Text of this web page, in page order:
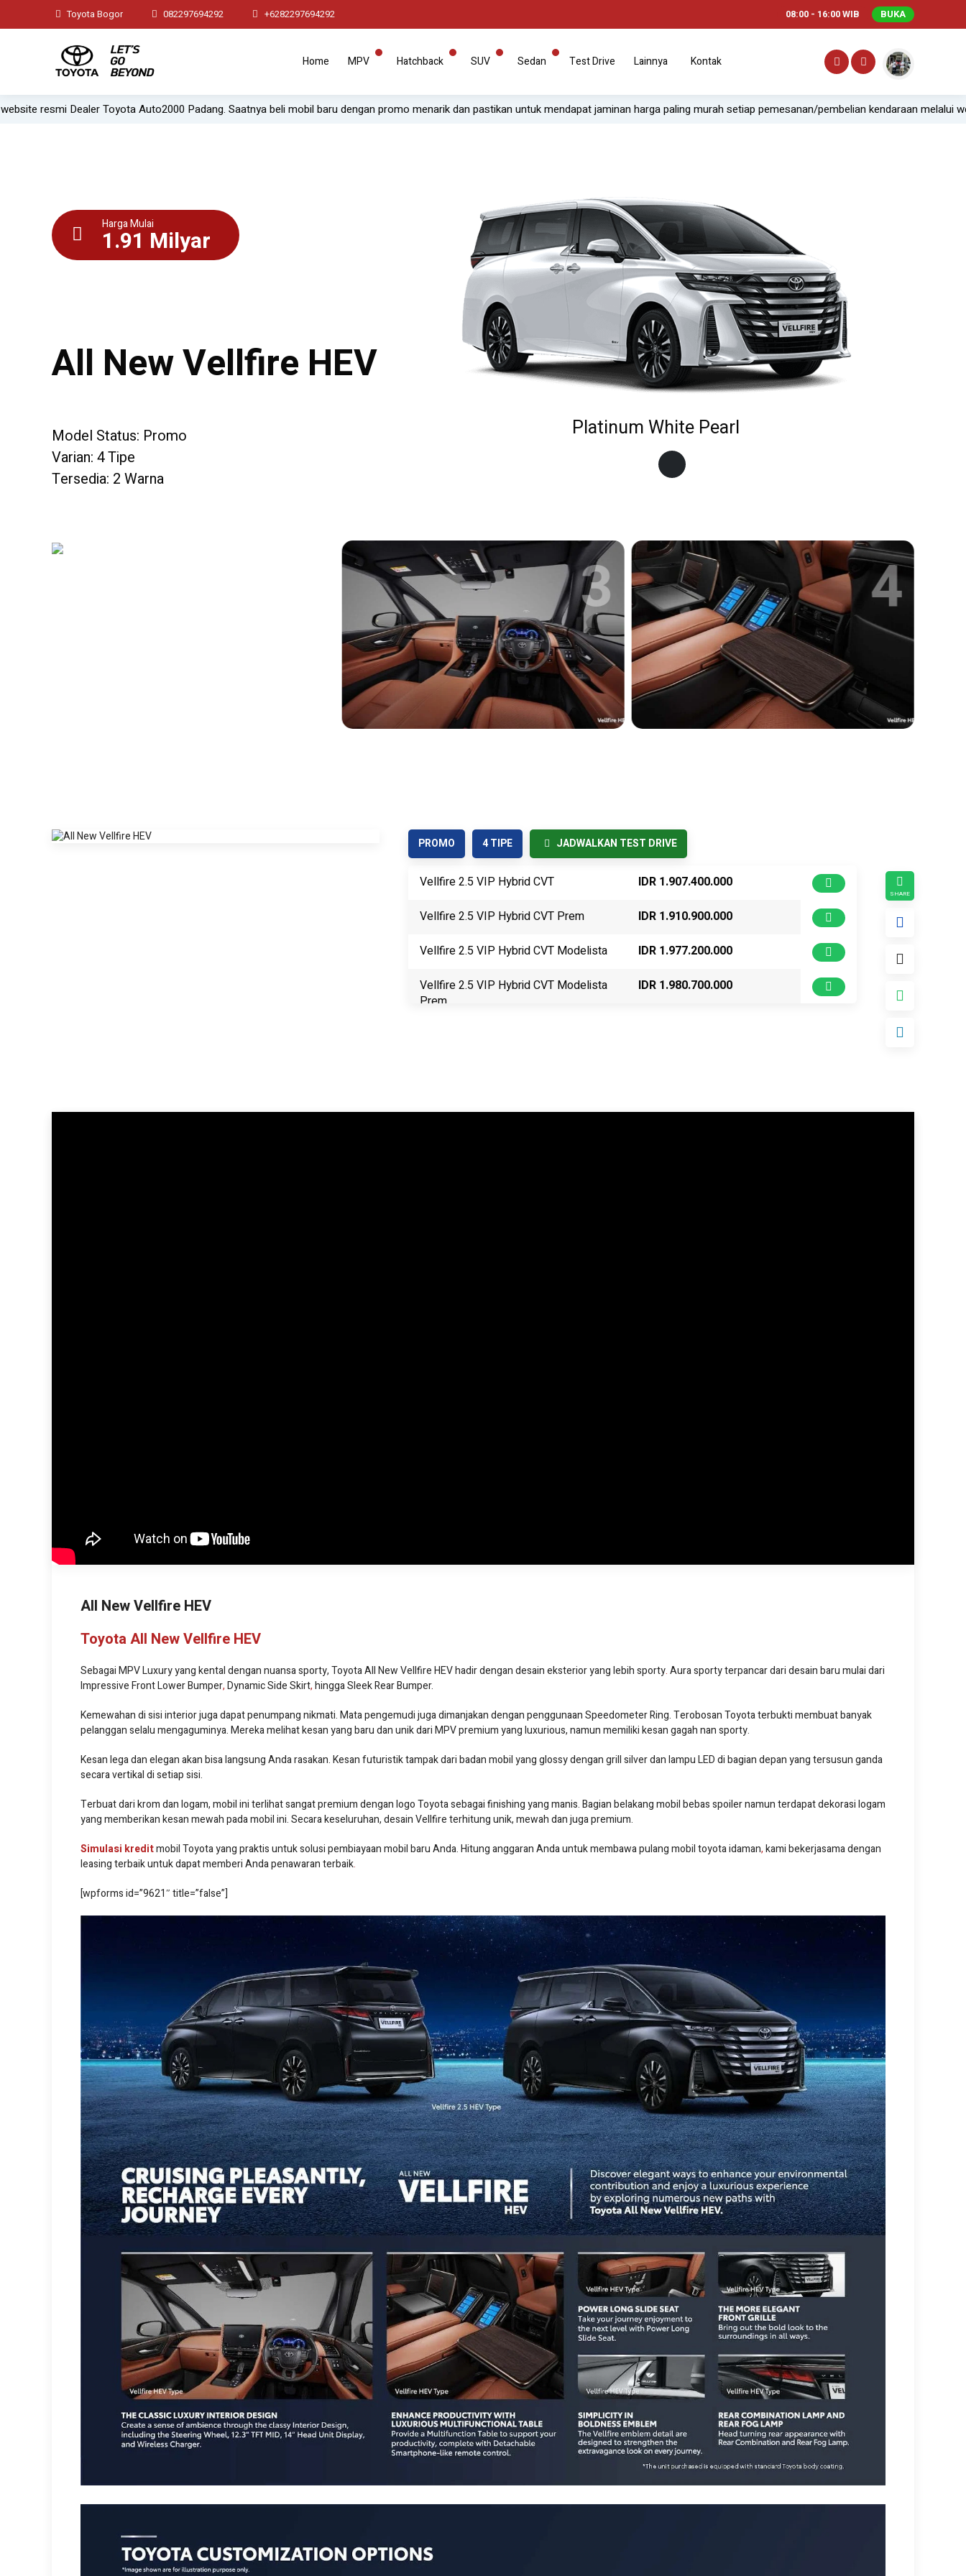
Toyota Bogor 082297694292 +6282297694292 08:00 - 16:00 WIB BUKA
Home MPV Hatchback SUV Sedan Test Drive Lainnya Kontak
Toyota Auto2000 Padang. Saatnya beli mobil baru dengan promo menarik dan pastikan untuk mendapat jaminan harga paling murah setiap pemesanan/pembelian kendaraan melalui website.
Harga Mulai
1.91 Milyar
All New Vellfire HEV
Model Status: Promo
Varian: 4 Tipe
Tersedia: 2 Warna
Platinum White Pearl
4 5
PROMO 4 TIPE JADWALKAN TEST DRIVE
Vellfire 2.5 VIP Hybrid CVT
IDR 1.907.400.000
Vellfire 2.5 VIP Hybrid CVT Prem
IDR 1.910.900.000
Vellfire 2.5 VIP Hybrid CVT Modelista
IDR 1.977.200.000
Vellfire 2.5 VIP Hybrid CVT Modelista
Prem
IDR 1.980.700.000
All New Vellfire HEV
Toyota All New Vellfire HEV
Sebagai MPV Luxury yang kental dengan nuansa sporty, Toyota All New Vellfire HEV hadir dengan desain eksterior yang lebih sporty.Aura sporty terpancar dari desain baru mulai dari
Impressive Front Lower Bumper,Dynamic Side Skirt,hingga Sleek Rear Bumper.
Kemewahan di sisi interior juga dapat penumpang nikmati. Mata pengemudi juga dimanjakan dengan penggunaan Speedometer Ring. Terobosan Toyota terbukti membuat banyak
pelanggan selalu mengaguminya. Mereka melihat kesan yang baru dan unik dari MPV premium yang luxurious, namun memiliki kesan gagah nan sporty.
Kesan lega dan elegan akan bisa langsung Anda rasakan. Kesan futuristik tampak dari badan mobil yang glossy dengan grill silver dan lampu LED di bagian depan yang tersusun ganda
secara vertikal di setiap sisi.
Terbuat dari krom dan logam, mobil ini terlihat sangat premium dengan logo Toyota sebagai finishing yang manis. Bagian belakang mobil bebas spoiler namun terdapat dekorasi logam
yang memberikan kesan mewah pada mobil ini. Secara keseluruhan, desain Vellfire terhitung unik, mewah dan juga premium.
Simulasi kreditmobil Toyota yang praktis untuk solusi pembiayaan mobil baru Anda. Hitung anggaran Anda untuk membawa pulang mobil toyota idaman,kami bekerjasama dengan
leasing terbaik untuk dapat memberi Anda penawaran terbaik.
[wpforms id=”9621″ title=”false”]